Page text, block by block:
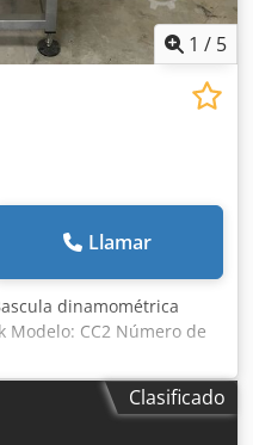
1 / 5
Llamar
dinamométrica
Modelo: CC2 Número de
de acero
g a 750 g, precisión de 0,1
de pesaje de 150
de rechazo, 1 fase.
Clasificado